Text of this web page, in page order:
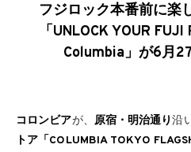
フジロック本番前に楽
「UNLOCK YOUR
Columbia」が6月
コロンビアが、 原宿・明治通り沿
トア「COLUMBIA TOKYO